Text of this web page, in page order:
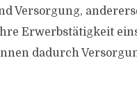
Versorgung,
Erwerbstätigkeit
dadurch